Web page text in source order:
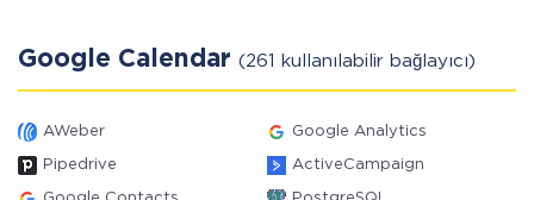
Google Calendar (261 kullanılabilir bağlayıcı)
AWeber Google Analytics
Pipedrive ActiveCampaign